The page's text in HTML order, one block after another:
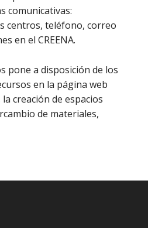
comunicativas:
centros, teléfono, correo
en el CREENA.
pone a disposición de los
en la página web
creación de espacios
de materiales,